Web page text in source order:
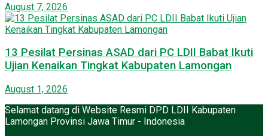
August 7, 2026
13 Pesilat Persinas ASAD dari PC LDII Babat Ikuti
Ujian Kenaikan Tingkat Kabupaten Lamongan
August 1, 2026
Selamat datang di Website Resmi DPD LDII Kabupaten
Lamongan Provinsi Jawa Timur - Indonesia